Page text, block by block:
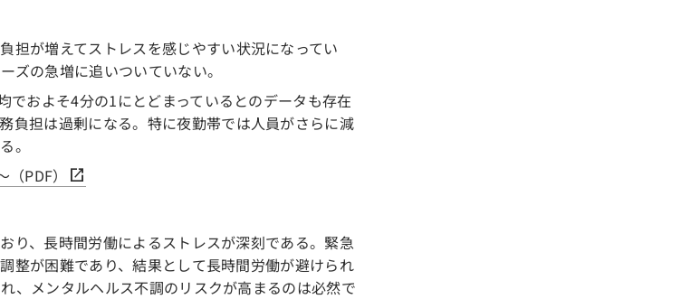
担が増えてストレスを感じやすい状況になってい
ズの急増に追いついていない。
およそ4分の1にとどまっているとのデータも存在
負担は過剰になる。特に夜勤帯では人員がさらに減
。
PDF）
り、長時間労働によるストレスが深刻である。緊急
整が困難であり、結果として長時間労働が避けられ
、メンタルヘルス不調のリスクが高まるのは必然で